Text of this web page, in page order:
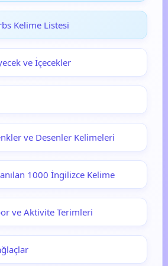
Kelime Listesi
ve İçecekler
ve Desenler Kelimeleri
1000 İngilizce Kelime
ve Aktivite Terimleri